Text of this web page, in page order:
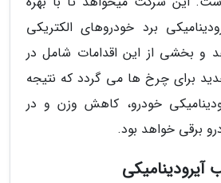
برد خودروهای الکتریکی
و بخشی از این اقدامات شامل در
برای چرخ ها می گردد که نتیجه
خودرو، کاهش وزن و در
برقی خواهد بود.
آیرودینامیکی